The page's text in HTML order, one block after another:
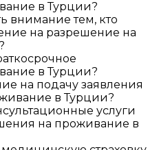
в Турции?
внимание тем, кто
на разрешение на
в Турции?
на подачу заявления
в Турции?
услуги
на проживание в